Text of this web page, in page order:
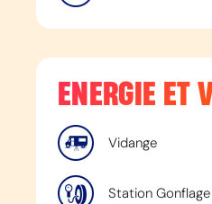
ENERGIE ET
Vidange
Station Gonflage